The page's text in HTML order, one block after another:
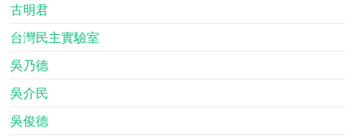
古明君
台灣民主實驗室
吳乃德
吳介民
吳俊德